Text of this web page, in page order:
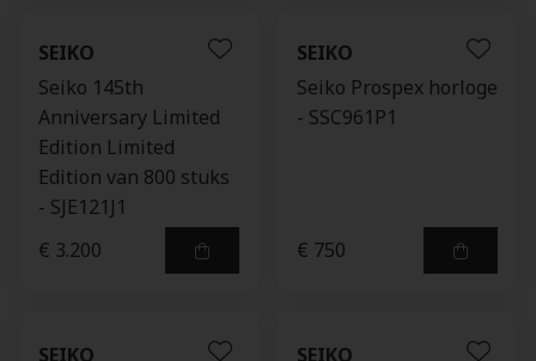
SEIKO
Seiko 145th
Anniversary Limited
Edition Limited
Edition van 800 stuks
- SJE121J1
€ 3.200
SEIKO
Seiko Prospex horloge
- SSC961P1
€ 750
SEIKO
SEIKO